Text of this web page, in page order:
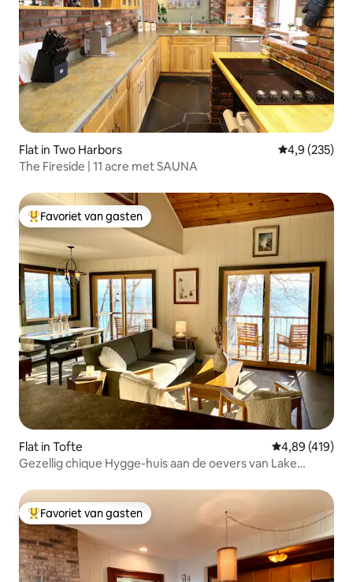
Flat in Two Harbors Gemiddelde
4,9 (235)
The Fireside | 11 acre met SAUNA
Topfavoriet van gasten
Favoriet van gasten
Flat in Tofte Gemiddelde
4,89 (419)
Gezellig chique Hygge-huis aan de oevers van Lake
Topfavoriet van gasten
Favoriet van gasten